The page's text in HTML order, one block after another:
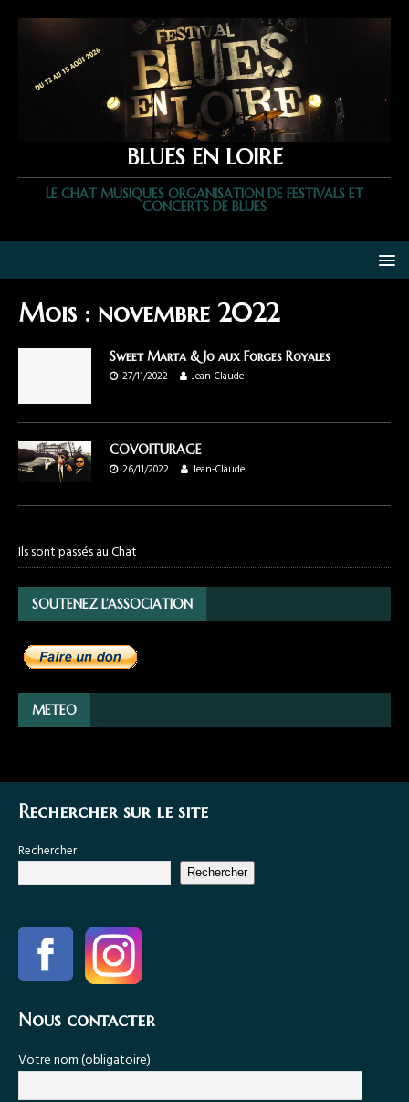
BLUES EN LOIRE
LE CHAT MUSIQUES ORGANISATION DE FESTIVALS ET
CONCERTS DE BLUES
Mois : novembre 2022
Sweet Marta & Jo aux Forges Royales
27/11/2022
Jean-Claude
COVOITURAGE
26/11/2022
Jean-Claude
Ils sont passés au Chat
SOUTENEZ L’ASSOCIATION
METEO
Rechercher sur le site
Rechercher
Rechercher
Nous contacter
Votre nom (obligatoire)